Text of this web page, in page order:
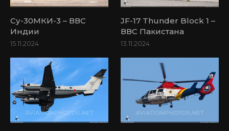
Су-30МКИ-3 – ВВС
Индии
15.11.2024
JF-17 Thunder Block 1 –
ВВС Пакистана
13.11.2024